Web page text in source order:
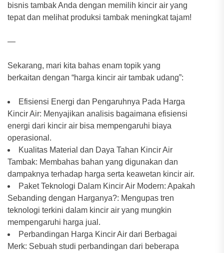
bisnis tambak Anda dengan memilih kincir air yang
tepat dan melihat produksi tambak meningkat tajam!
—
Sekarang, mari kita bahas enam topik yang
berkaitan dengan “harga kincir air tambak udang”:
Efisiensi Energi dan Pengaruhnya Pada Harga
Kincir Air: Menyajikan analisis bagaimana efisiensi
energi dari kincir air bisa mempengaruhi biaya
operasional.
Kualitas Material dan Daya Tahan Kincir Air
Tambak: Membahas bahan yang digunakan dan
dampaknya terhadap harga serta keawetan kincir air.
Paket Teknologi Dalam Kincir Air Modern: Apakah
Sebanding dengan Harganya?: Mengupas tren
teknologi terkini dalam kincir air yang mungkin
mempengaruhi harga jual.
Perbandingan Harga Kincir Air dari Berbagai
Merk: Sebuah studi perbandingan dari beberapa